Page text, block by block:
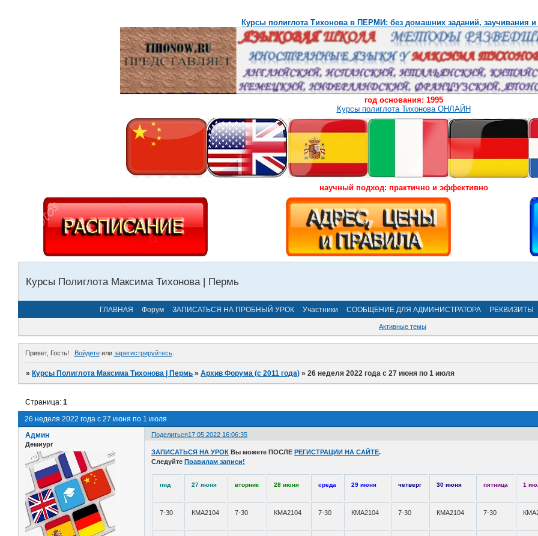
Курсы полиглота Тихонова в ПЕРМИ: без домашних заданий, заучивания и
год основания: 1995
Курсы полиглота Тихонова ОНЛАЙН
научный подход: практично и эффективно
Курсы Полиглота Максима Тихонова | Пермь
ГЛАВНАЯ Форум ЗАПИСАТЬСЯ НА ПРОБНЫЙ УРОК Участники СООБЩЕНИЕ ДЛЯ АДМИНИСТРАТОРА РЕКВИЗИТЫ
Активные темы
Привет, Гость! Войдитеили зарегистрируйтесь.
»Курсы Полиглота Максима Тихонова | Пермь »Архив Форума (с 2011 года) »26 неделя 2022 года с 27 июня по 1 июля
26 неделя 2022 года с 27 июня по 1 июля
Страница:1
Поделиться17.05.2022 16:06:35
Админ
Демиург
ЗАПИСАТЬСЯ НА УРОК Вы можете ПОСЛЕ РЕГИСТРАЦИИ НА САЙТЕ.
Следуйте Правилам записи!
пнд 27 июня вторник 28 июня среда 29 июня четверг 30 июня пятница 1
7-30 КМА2104 7-30 КМА2104 7-30 КМА2104 7-30 КМА2104 7-30